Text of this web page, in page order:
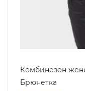
Комбинезон
Брюнетка